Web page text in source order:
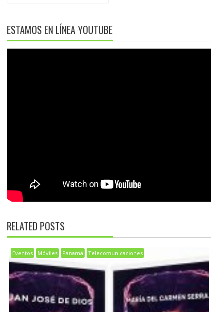
ESTAMOS EN LÍNEA YOUTUBE
RELATED POSTS
Eventos Móviles Panamá Telecomunicaciones